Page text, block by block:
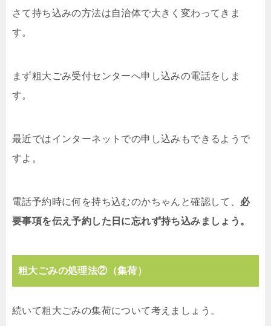
さて持ち込みの方法は自治体で大きく変わってきま
す。
まず粗大ごみ受付センターへ申し込みの電話をしま
す。
最近ではインターネットでの申し込みもできるようで
すよ。
電話予約時に何を持ち込むのかちゃんと確認して、 必
要事項を伝え予約した日に忘れず持ち込みましょう。
粗大ごみの処理法②（集荷）
続いて粗大ごみの集荷について考えましょう。